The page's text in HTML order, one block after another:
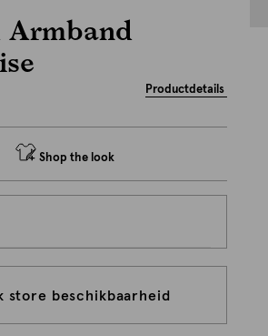
Armband
Productdetails
Shop the look
store beschikbaarheid